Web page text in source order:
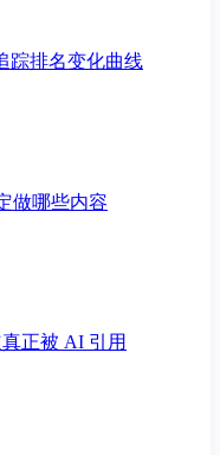
踪排名变化曲线
做哪些内容
正被 AI 引用